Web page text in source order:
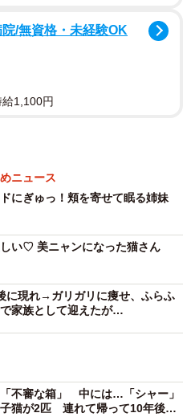
/無資格・未経験OK
1,100円
ニュース
にぎゅっ！頬を寄せて眠る姉妹
しい♡ 美ニャンになった猫さん
に現れ→ガリガリに痩せ、ふらふ
家族として迎えたが…
」に
った」犬小屋で1年以上ひとりぼっ